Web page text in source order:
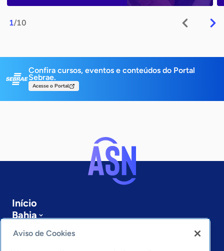
1/10
Confira cursos, eventos e conteúdos do Portal
Sebrae.
Acesse o Portal
Início
Bahia
Sobre a ASN
Últimas notícias
Aviso de Cookies